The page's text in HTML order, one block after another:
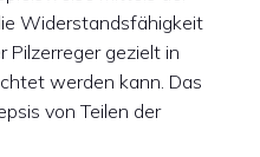
Widerstandsfähigkeit
Pilzerreger gezielt in
werden kann. Das
von Teilen der